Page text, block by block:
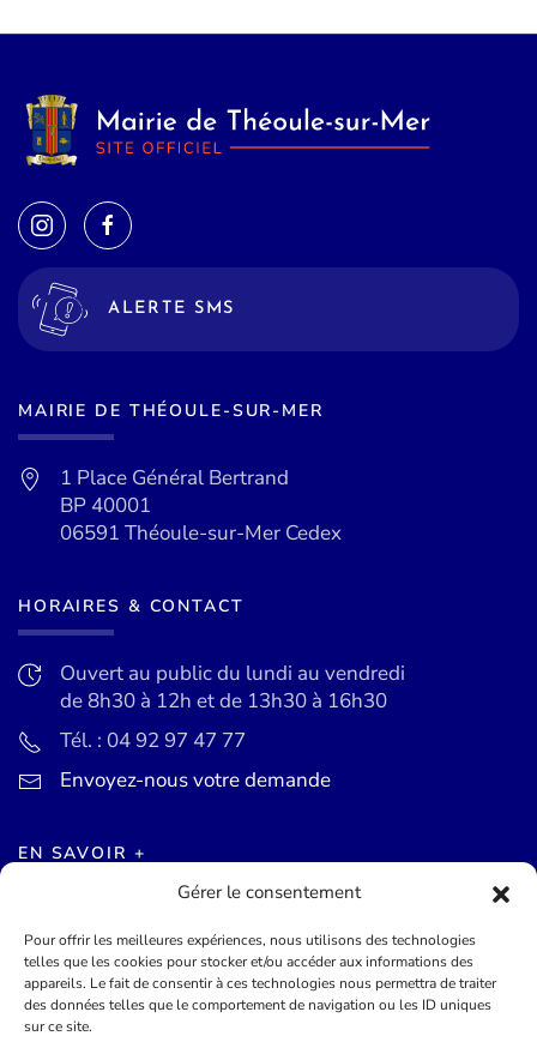
Gérer le consentement
Pour offrir les meilleures expériences, nous utilisons des technologies
telles que les cookies pour stocker et/ou accéder aux informations des
appareils. Le fait de consentir à ces technologies nous permettra de traiter
des données telles que le comportement de navigation ou les ID uniques
sur ce site.
ALERTE SMS
MAIRIE DE THÉOULE-SUR-MER
1 Place Général Bertrand
BP 40001
06591 Théoule-sur-Mer Cedex
HORAIRES & CONTACT
Ouvert au public du lundi au vendredi
de 8h30 à 12h et de 13h30 à 16h30
Tél. : 04 92 97 47 77
Envoyez-nous votre demande
EN SAVOIR +
Agenda des événements
Mentions légales